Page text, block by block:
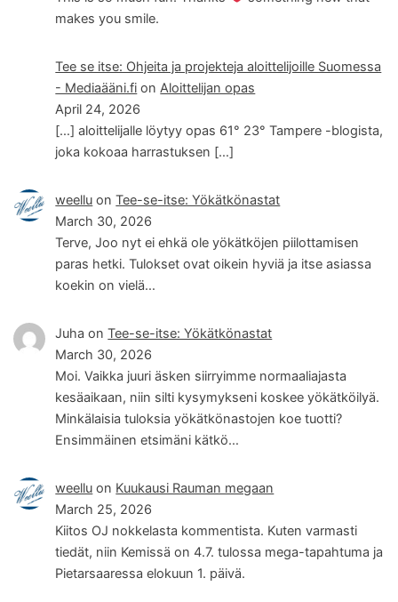
makes you smile.
Tee se itse: Ohjeita ja projekteja aloittelijoille Suomessa
- Mediaääni.fi onAloittelijan opas
April 24, 2026
[…] aloittelijalle löytyy opas 61° 23° Tampere -blogista,
joka kokoaa harrastuksen […]
weellu onTee-se-itse: Yökätkönastat
March 30, 2026
Terve, Joo nyt ei ehkä ole yökätköjen piilottamisen
paras hetki. Tulokset ovat oikein hyviä ja itse asiassa
koekin on vielä…
Juha onTee-se-itse: Yökätkönastat
March 30, 2026
Moi. Vaikka juuri äsken siirryimme normaaliajasta
kesäaikaan, niin silti kysymykseni koskee yökätköilyä.
Minkälaisia tuloksia yökätkönastojen koe tuotti?
Ensimmäinen etsimäni kätkö…
weellu on Kuukausi Rauman megaan
March 25, 2026
Kiitos OJ nokkelasta kommentista. Kuten varmasti
tiedät, niin Kemissä on 4.7. tulossa mega-tapahtuma ja
Pietarsaaressa elokuun 1. päivä.